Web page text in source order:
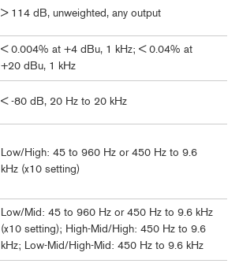
> 114 dB, unweighted, any output
< 0.004% at +4 dBu, 1 kHz; < 0.04% at
+20 dBu, 1 kHz
< -80 dB, 20 Hz to 20 kHz
Low/High: 45 to 960 Hz or 450 Hz to 9.6
kHz (x10 setting)
Low/Mid: 45 to 960 Hz or 450 Hz to 9.6 kHz
(x10 setting); High-Mid/High: 450 Hz to 9.6
kHz; Low-Mid/High-Mid: 450 Hz to 9.6 kHz